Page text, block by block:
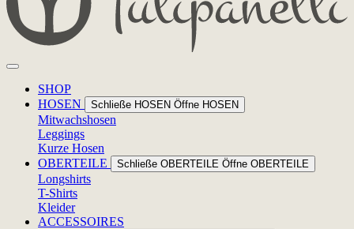
SHOP
HOSEN
Schließe HOSEN Öffne HOSEN
Mitwachshosen
Leggings
Kurze Hosen
OBERTEILE
Schließe OBERTEILE Öffne OBERTEILE
Longshirts
T-Shirts
Kleider
ACCESSOIRES